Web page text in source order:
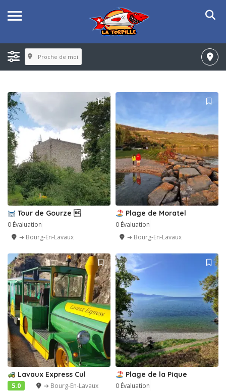
Proche de moi
Tour de Gourze 
0 Évaluation
➔ Bourg-En-Lavaux
Plage de Moratel
0 Évaluation
➔ Bourg-En-Lavaux
Lavaux Express Cul
5.0 ➔ Bourg-En-Lavaux
Plage de la Pique
0 Évaluation